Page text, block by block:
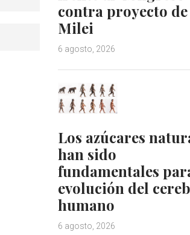
contra proyecto de
Milei
6 agosto, 2026
Los azúcares
han sido
fundamentales
evolución del
humano
6 agosto, 2026